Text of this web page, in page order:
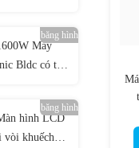
băng hình
Máy
Bldc có thể
băng hình
hình LCD
vòi khuếch